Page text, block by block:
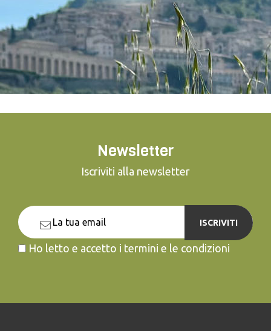
Newsletter
Iscriviti alla newsletter
ISCRIVITI
Ho letto e accetto i termini e le condizioni